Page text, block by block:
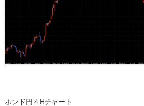
ポンド円４Hチャート